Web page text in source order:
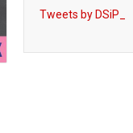
Tweets by DSiP_